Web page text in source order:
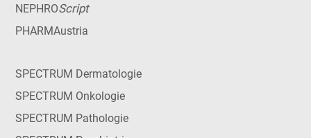
NEPHROScript
PHARMAustria
SPECTRUM Dermatologie
SPECTRUM Onkologie
SPECTRUM Pathologie